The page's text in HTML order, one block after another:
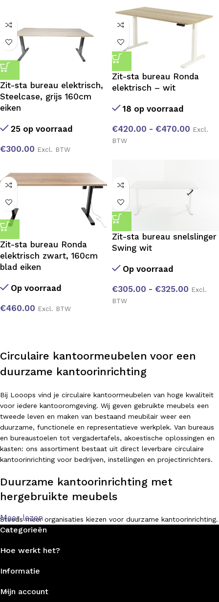
Zit-sta bureau elektrisch,
Steelcase, grijs 160cm
eiken
25 op voorraad
€300.00 Excl. BTW
Zit-sta bureau Ronda
elektrisch – wit
18 op voorraad
€420.00 - €470.00 Excl.
BTW
Zit-sta bureau Ronda
elektrisch zwart, 160cm
blad eiken
Op voorraad
€460.00 Excl. BTW
Zit-sta bureau snelslinger
Swing wit
Op voorraad
€305.00 - €325.00 Excl.
BTW
Circulaire kantoormeubelen voor een
duurzame kantoorinrichting
Bij Looops vind je circulaire kantoormeubelen van hoge kwaliteit
voor iedere kantooromgeving. Wij geven gebruikte meubels een
tweede leven en maken van bestaand meubilair weer een
duurzame, functionele en representatieve werkplek. Van bureaus
en bureaustoelen tot vergadertafels, akoestische oplossingen en
kasten: ons assortiment bestaat uit direct leverbare circulaire
kantoorinrichting voor bedrijven, instellingen en projectinrichters.
Duurzame kantoorinrichting met
hergebruikte meubels
Steeds meer organisaties kiezen voor duurzame kantoorinrichting.
Met circulaire kantoormeubelen bespaar je niet alleen kosten,
geloven we in hergebruik, refurbishment en slim
en tafels opnieuw worden ingezet zonder in te leveren op
Meer lezen
Categorieën
Hoe werkt het?
Informatie
Mijn account